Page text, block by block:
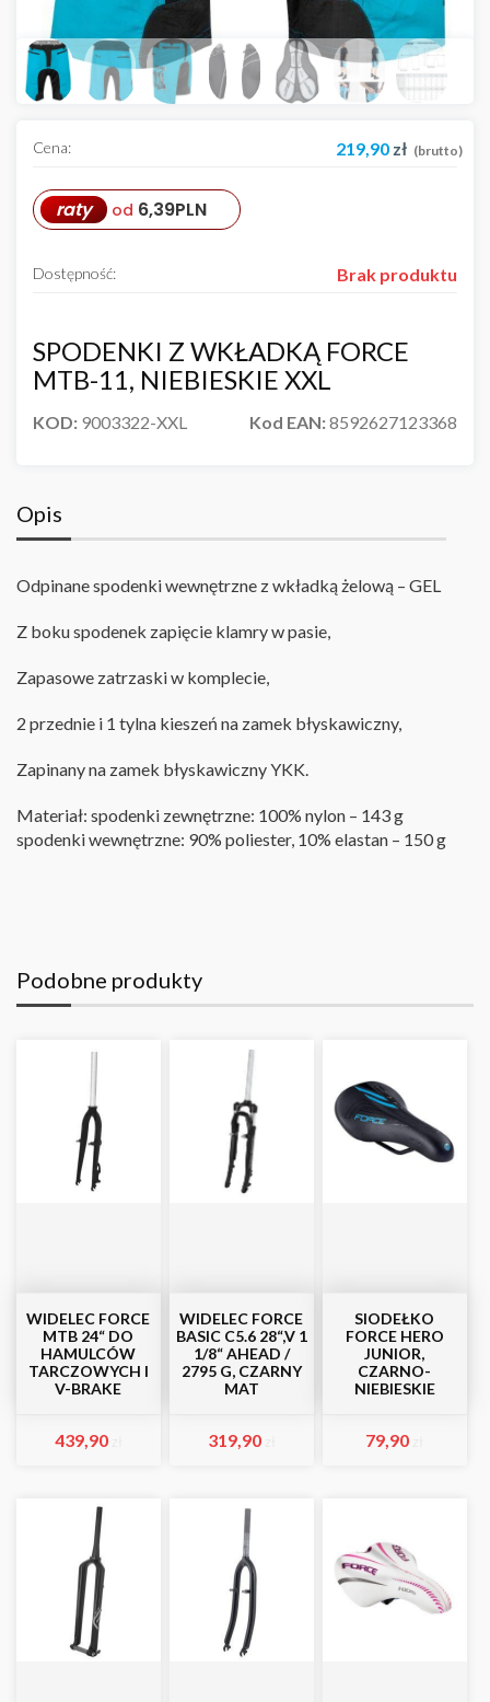
SPODENKI Z WKŁADKĄ FORCE
MTB-11, NIEBIESKIE XXL
KOD: 9003322-XXL Kod EAN:8592627123368
Cena: 219,90 zł (brutto)
raty od 6,39PLN
Dostępność: Brak produktu
Opis
Odpinane spodenki wewnętrzne z wkładką żelową – GEL
Z boku spodenek zapięcie klamry w pasie,
Zapasowe zatrzaski w komplecie,
2 przednie i 1 tylna kieszeń na zamek błyskawiczny,
Zapinany na zamek błyskawiczny YKK.
Materiał: spodenki zewnętrzne: 100% nylon – 143 g
spodenki wewnętrzne: 90% poliester, 10% elastan – 150 g
Podobne produkty
WIDELEC FORCE
MTB 24“ DO
HAMULCÓW
TARCZOWYCH I
V-BRAKE
439,90
WIDELEC FORCE
BASIC C5.6 28“,V 1
1/8“ AHEAD /
2795 G, CZARNY
MAT
319,90
SIODEŁKO
FORCE HERO
JUNIOR,
CZARNO-
NIEBIESKIE
79,90